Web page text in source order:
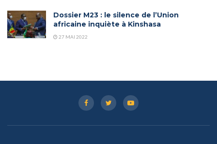
Dossier M23 : le silence de l’Union
africaine inquiète à Kinshasa
27 MAI 2022